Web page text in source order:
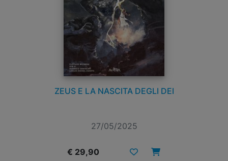
ZEUS E LA NASCITA DEGLI DEI
27/05/2025
€ 29,90